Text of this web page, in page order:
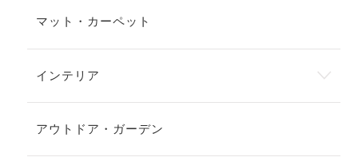
マット・カーペット
インテリア
アウトドア・ガーデン